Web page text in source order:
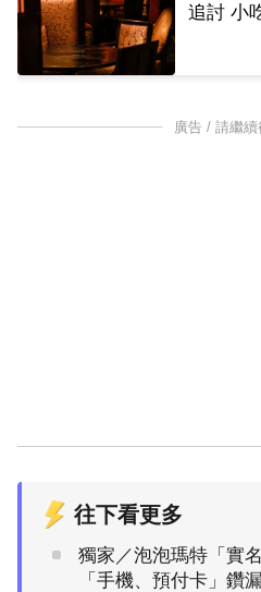
追討 小
廣告 / 請繼
往下看更多
獨家／泡泡瑪特「實
「手機、預付卡」鑽